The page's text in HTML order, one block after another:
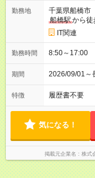
勤務地
千葉県船橋市
船橋駅から
IT関連
勤務時間 8:50～17:00
期間 2026/09/01
特徴 履歴書不要
気になる！
掲載元企業名 株式